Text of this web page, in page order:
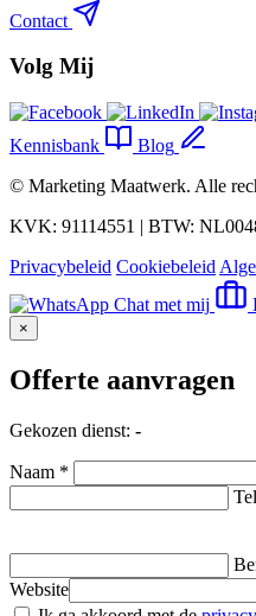
Contact
Volg Mij
Kennisbank
Blog
© Marketing Maatwerk. Alle
KVK: 91114551 | BTW:
Privacybeleid Cookiebeleid
Chat met mij
×
Offerte aanvragen
Gekozen dienst: -
Naam *
Website